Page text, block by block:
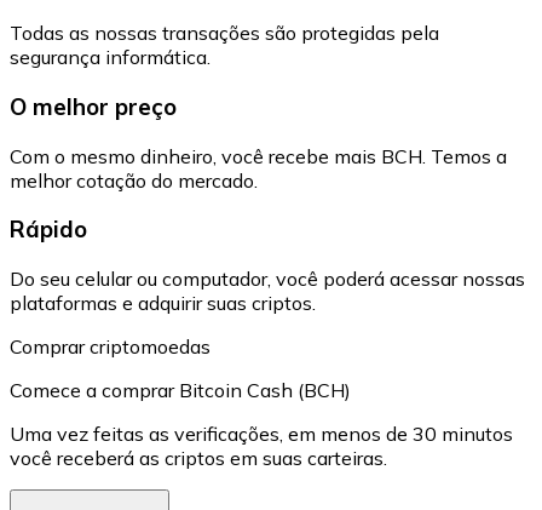
Todas as nossas transações são protegidas pela
segurança informática.
O melhor preço
Com o mesmo dinheiro, você recebe mais BCH. Temos a
melhor cotação do mercado.
Rápido
Do seu celular ou computador, você poderá acessar nossas
plataformas e adquirir suas criptos.
Comprar criptomoedas
Comece a comprar Bitcoin Cash (BCH)
Uma vez feitas as verificações, em menos de 30 minutos
você receberá as criptos em suas carteiras.